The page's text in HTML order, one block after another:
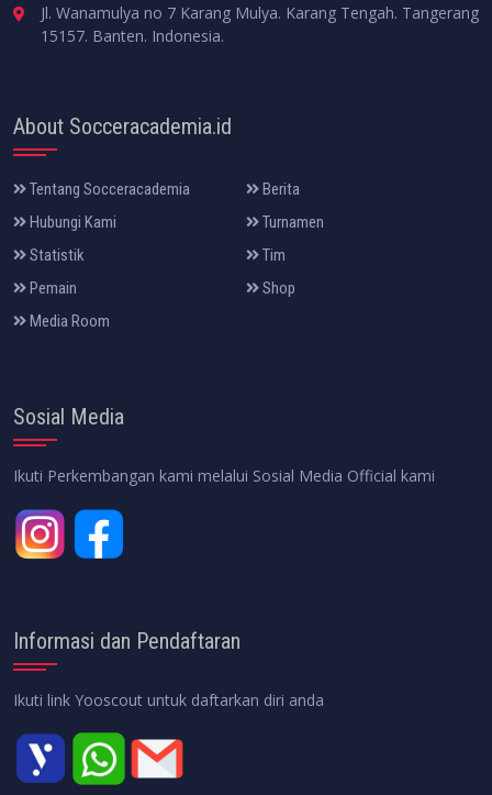
Jl. Wanamulya no 7 Karang Mulya. Karang Tengah. Tangerang
15157. Banten. Indonesia.
About Socceracademia.id
Tentang Socceracademia
Berita
Hubungi Kami
Turnamen
Statistik
Tim
Pemain
Shop
Media Room
Sosial Media
Ikuti Perkembangan kami melalui Sosial Media Official kami
Informasi dan Pendaftaran
Ikuti link Yooscout untuk daftarkan diri anda